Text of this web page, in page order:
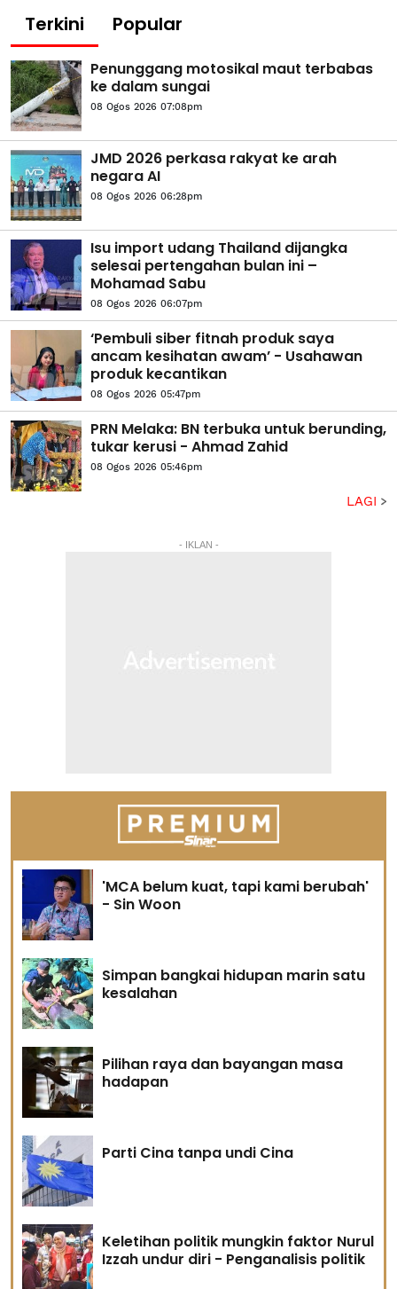
Terkini Popular
Penunggang motosikal maut terbabas
ke dalam sungai
08 Ogos 2026 07:08pm
JMD 2026 perkasa rakyat ke arah
negara AI
08 Ogos 2026 06:28pm
Isu import udang Thailand dijangka
selesai pertengahan bulan ini –
Mohamad Sabu
08 Ogos 2026 06:07pm
‘Pembuli siber fitnah produk saya
ancam kesihatan awam’ - Usahawan
produk kecantikan
08 Ogos 2026 05:47pm
PRN Melaka: BN terbuka untuk berunding,
tukar kerusi - Ahmad Zahid
08 Ogos 2026 05:46pm
LAGI
- IKLAN -
'MCA belum kuat, tapi kami berubah'
- Sin Woon
Simpan bangkai hidupan marin satu
kesalahan
Pilihan raya dan bayangan masa
hadapan
Parti Cina tanpa undi Cina
Keletihan politik mungkin faktor Nurul
Izzah undur diri - Penganalisis politik